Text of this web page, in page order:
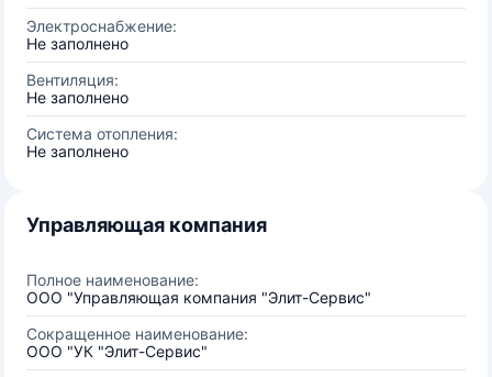
Электроснабжение:
Не заполнено
Вентиляция:
Не заполнено
Система отопления:
Не заполнено
Управляющая компания
Полное наименование:
ООО "Управляющая компания "Элит-Сервис"
Сокращенное наименование:
ООО "УК "Элит-Сервис"